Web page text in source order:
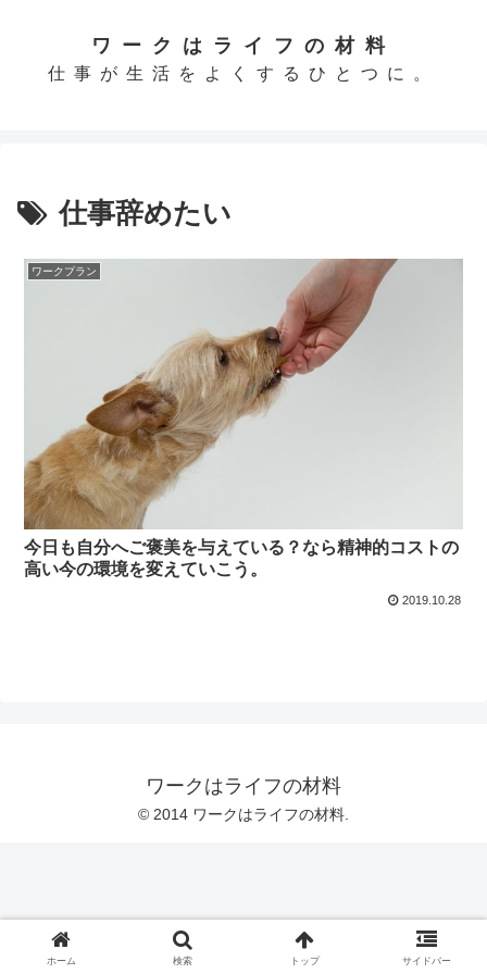
ワークはライフの材料
仕事が生活をよくするひとつに。
仕事辞めたい
ワークプラン
今日も自分へご褒美を与えている？なら精神的コストの
高い今の環境を変えていこう。
2019.10.28
ワークはライフの材料
© 2014 ワークはライフの材料.
ホーム 検索 トップ サイドバー